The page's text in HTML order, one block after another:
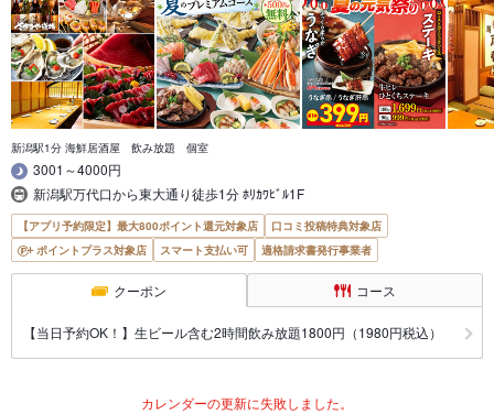
新潟駅1分 海鮮居酒屋 飲み放題 個室
3001～4000円
新潟駅万代口から東大通り徒歩1分 ﾎﾘｶﾜﾋﾞﾙ1F
【アプリ予約限定】最大800ポイント還元対象店
口コミ投稿特典対象店
ポイントプラス対象店
スマート支払い可 適格請求書発行事業者
クーポン コース
【当日予約OK！】生ビール含む2時間飲み放題1800円（1980円税込）
カレンダーの更新に失敗しました。